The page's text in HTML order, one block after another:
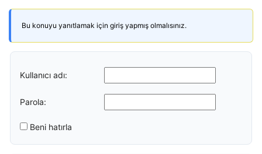
Bu konuyu yanıtlamak için giriş yapmış olmalısınız.
Kullanıcı adı:
Parola:
Beni hatırla